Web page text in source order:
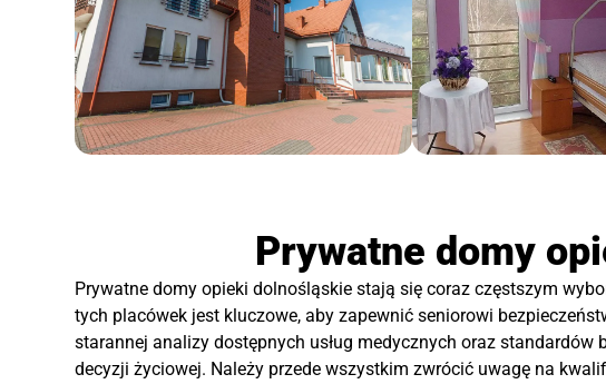
Prywatne domy
Prywatne domy opieki dolnośląskie stają się coraz częstszym
tych placówek jest kluczowe, aby zapewnić seniorowi
starannej analizy dostępnych usług medycznych oraz
decyzji życiowej. Należy przede wszystkim zwrócić uwagę na